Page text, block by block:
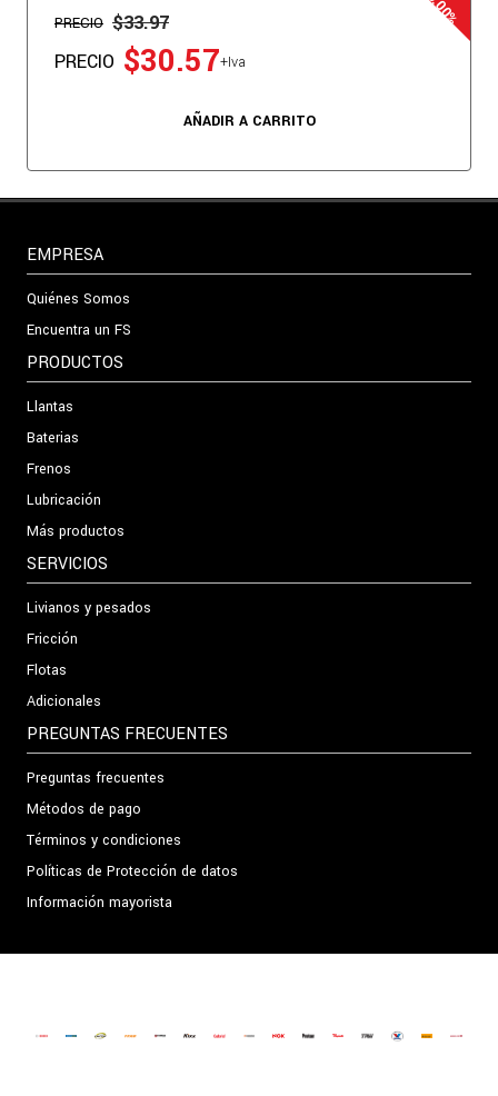
PRECIO $33.97
PRECIO $30.57+Iva
AÑADIR A CARRITO
EMPRESA
Quiénes Somos
Encuentra un FS
PRODUCTOS
Llantas
Baterias
Frenos
Lubricación
Más productos
SERVICIOS
Livianos y pesados
Fricción
Flotas
Adicionales
PREGUNTAS FRECUENTES
Preguntas frecuentes
Métodos de pago
Términos y condiciones
Políticas de Protección de datos
Información mayorista